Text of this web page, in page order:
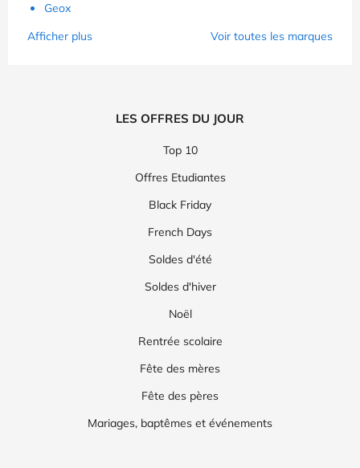
Geox
Afficher plus
Voir toutes les marques
LES OFFRES DU JOUR
Top 10
Offres Etudiantes
Black Friday
French Days
Soldes d'été
Soldes d'hiver
Noël
Rentrée scolaire
Fête des mères
Fête des pères
Mariages, baptêmes et événements